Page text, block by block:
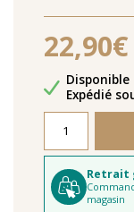
22,90€
Disponible
Délais de
Expédié
Retrait
magasin